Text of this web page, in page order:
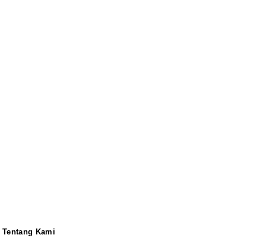
Tentang Kami